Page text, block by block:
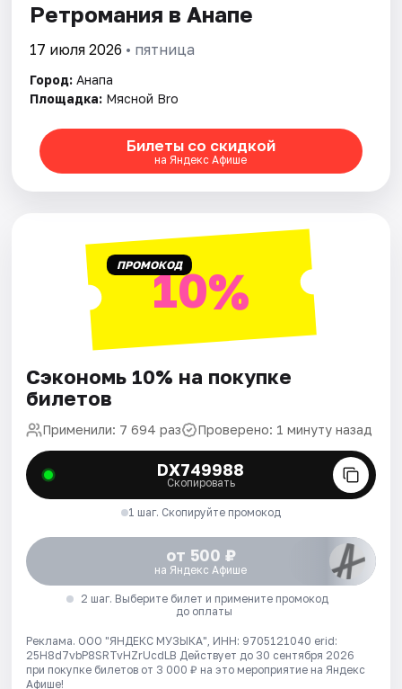
Артисты
Рейтинги
Ретромания в Анапе
17 июля 2026 • пятница
Город: Анапа
Площадка: Мясной Bro
Билеты со скидкой
на Яндекс Афише
ПРОМОКОД10%
Сэкономь 10% на покупке
билетов
Применили: 7 694 раз Проверено: 1 минуту назад
DX749988
Скопировать
1 шаг. Скопируйте промокод
от 500 ₽
на Яндекс Афише
2 шаг. Выберите билет и примените промокод
до оплаты
Реклама. ООО "ЯНДЕКС МУЗЫКА", ИНН: 9705121040 erid:
25H8d7vbP8SRTvHZrUcdLB Действует до 30 сентября 2026
при покупке билетов от 3 000 ₽ на это мероприятие на Яндекс
Афише!